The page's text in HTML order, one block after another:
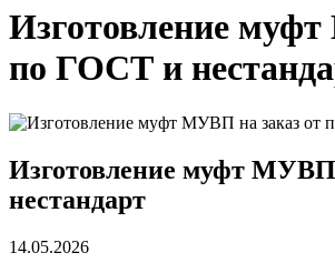
Изготовление
по ГОСТ и
Изготовление муфт
нестандарт
14.05.2026